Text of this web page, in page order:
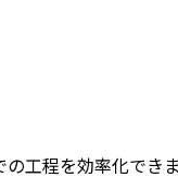
工程を効率化できま